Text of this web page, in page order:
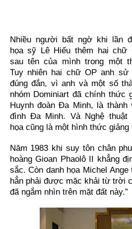
Nhiều người bất ngờ khi lần
họa sỹ Lê Hiếu thêm hai chữ
sau tên của mình trong một
Tuy nhiên hai chữ OP anh sử
đúng đắn, vì anh và một số
nhóm Dominiart đã chính thức
Huynh đoàn Đa Minh, là thành
đình Đa Minh. Và Nghệ thuật
họa cũng là một hình thức giảng
Năm 1983 khi suy tôn chân
hoàng Gioan Phaolô II khẳng
sắc. Còn danh họa Michel
hẳn phải được mặc khải từ trời
đã ngắm nhìn trên mặt đất này.”